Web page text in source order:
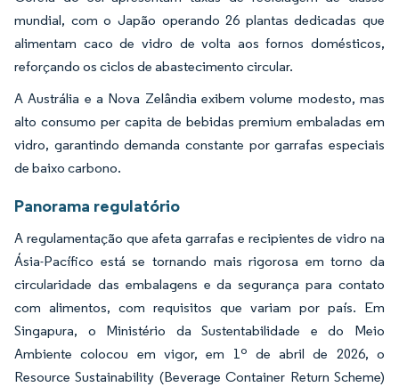
mundial, com o Japão operando 26 plantas dedicadas que
alimentam caco de vidro de volta aos fornos domésticos,
reforçando os ciclos de abastecimento circular.
A Austrália e a Nova Zelândia exibem volume modesto, mas
alto consumo per capita de bebidas premium embaladas em
vidro, garantindo demanda constante por garrafas especiais
de baixo carbono.
Panorama regulatório
A regulamentação que afeta garrafas e recipientes de vidro na
Ásia-Pacífico está se tornando mais rigorosa em torno da
circularidade das embalagens e da segurança para contato
com alimentos, com requisitos que variam por país. Em
Singapura, o Ministério da Sustentabilidade e do Meio
Ambiente colocou em vigor, em 1º de abril de 2026, o
Resource Sustainability (Beverage Container Return Scheme)